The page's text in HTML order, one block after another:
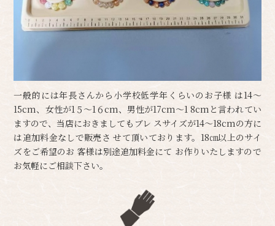
一般的には年長さんから小学校低学年くらいのお子様 は14～
15cm、女性が1５～1６cm、男性が17cm～1 8cmと言われてい
ますので、当店におきましてもブレ スサイズが14～18cmの方に
は追加料金なしで販売さ せて頂いております。18㎝以上のサイ
ズをご希望のお 客様は別途追加料金にて お作りいたしますので
お気軽にご相談下さい。